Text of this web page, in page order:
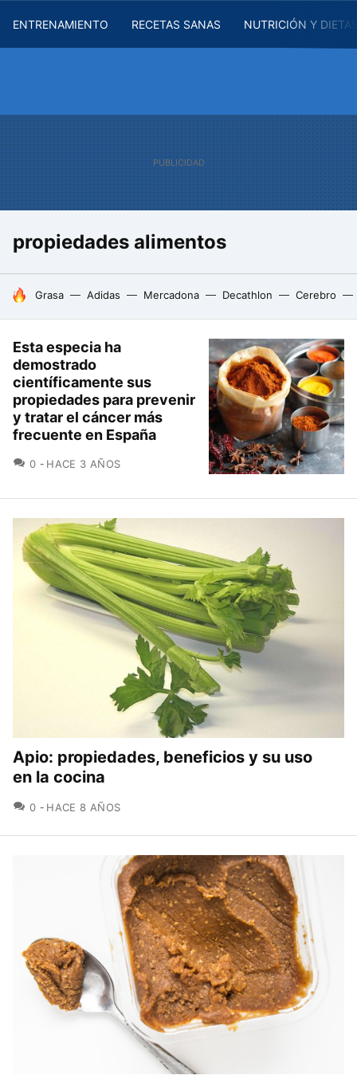
ENTRENAMIENTO RECETAS SANAS NUTRICIÓN Y
propiedades alimentos
HOY SE HABLA DE
Grasa Adidas Mercadona Decathlon Cerebro
Esta especia ha
demostrado
científicamente sus
propiedades para prevenir
y tratar el cáncer más
frecuente en España
0 COMENTARIOS
HACE 3 AÑOS
Apio: propiedades, beneficios y su uso
en la cocina
0 COMENTARIOS
HACE 8 AÑOS